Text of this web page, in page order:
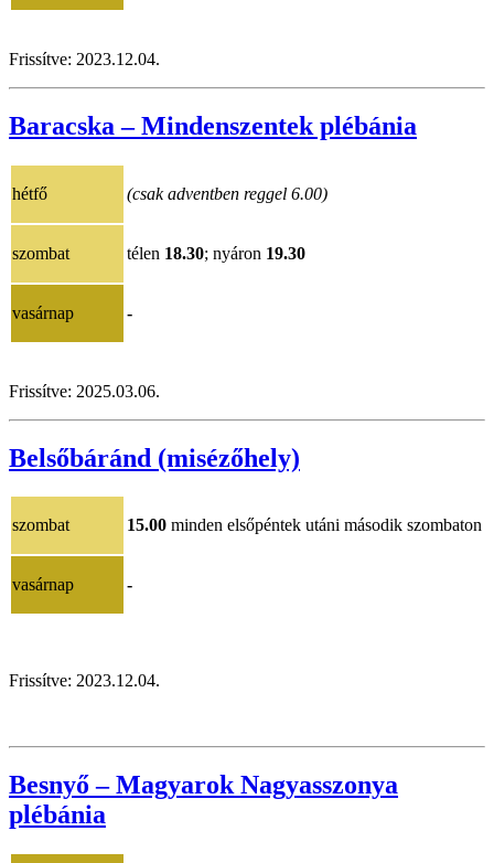
Frissítve: 2023.12.04.
Baracska – Mindenszentek plébánia
hétfő (csak adventben reggel 6.00)
szombat télen 18.30; nyáron 19.30
vasárnap -
Frissítve: 2025.03.06.
Belsőbáránd (misézőhely)
szombat 15.00 minden elsőpéntek utáni második szombaton
vasárnap -
Frissítve: 2023.12.04.
Besnyő – Magyarok Nagyasszonya
plébánia